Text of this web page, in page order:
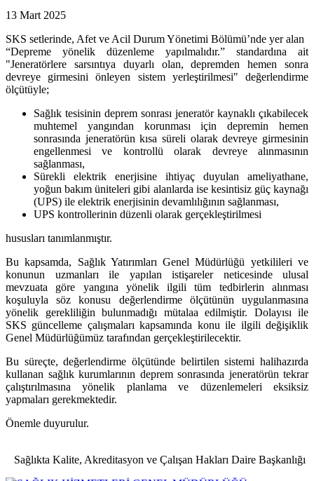
13 Mart 2025
SKS setlerinde, Afet ve Acil Durum Yönetimi Bölümü’nde yer alan
“Depreme yönelik düzenleme yapılmalıdır.” standardına ait
"Jeneratörlere sarsıntıya duyarlı olan, depremden hemen sonra
devreye girmesini önleyen sistem yerleştirilmesi" değerlendirme
ölçütüyle;
Sağlık tesisinin deprem sonrası jeneratör kaynaklı çıkabilecek
muhtemel yangından korunması için depremin hemen
sonrasında jeneratörün kısa süreli olarak devreye girmesinin
engellenmesi ve kontrollü olarak devreye alınmasının
sağlanması,
Sürekli elektrik enerjisine ihtiyaç duyulan ameliyathane,
yoğun bakım üniteleri gibi alanlarda ise kesintisiz güç kaynağı
(UPS) ile elektrik enerjisinin devamlılığının sağlanması,
UPS kontrollerinin düzenli olarak gerçekleştirilmesi
hususları tanımlanmıştır.
Bu kapsamda, Sağlık Yatırımları Genel Müdürlüğü yetkilileri ve
konunun uzmanları ile yapılan istişareler neticesinde ulusal
mevzuata göre yangına yönelik ilgili tüm tedbirlerin alınması
koşuluyla söz konusu değerlendirme ölçütünün uygulanmasına
yönelik gerekliliğin bulunmadığı mütalaa edilmiştir. Dolayısı ile
SKS güncelleme çalışmaları kapsamında konu ile ilgili değişiklik
Genel Müdürlüğümüz tarafından gerçekleştirilecektir.
Bu süreçte, değerlendirme ölçütünde belirtilen sistemi halihazırda
kullanan sağlık kurumlarının deprem sonrasında jeneratörün tekrar
çalıştırılmasına yönelik planlama ve düzenlemeleri eksiksiz
yapmaları gerekmektedir.
Önemle duyurulur.
Sağlıkta Kalite, Akreditasyon ve Çalışan Hakları Daire Başkanlığı